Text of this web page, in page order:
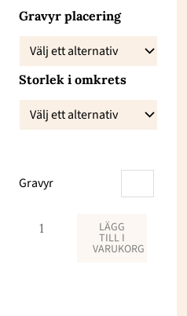
Gravyr placering
Storlek i omkrets
Gravyr
Armlänk
Herr
stål
med
platta
42x9mm
mängd
LÄGG
TILL I
VARUKORG